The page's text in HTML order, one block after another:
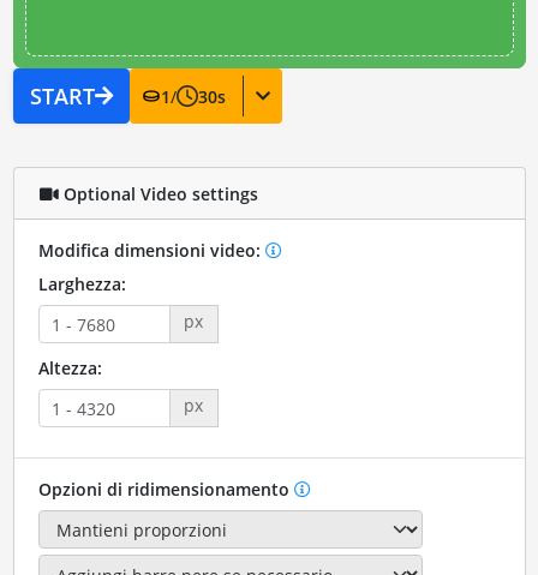
START 1/ 30s
Optional Video settings
Modifica dimensioni video:
Larghezza:
px
Altezza:
px
Opzioni di ridimensionamento